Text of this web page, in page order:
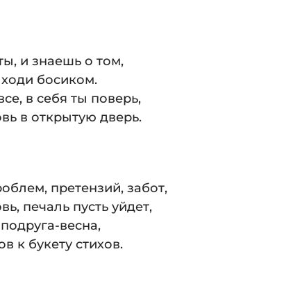
и знаешь о том,
босиком.
в себя ты поверь,
в открытую дверь.
претензий, забот,
печаль пусть уйдет,
весна,
к букету стихов.